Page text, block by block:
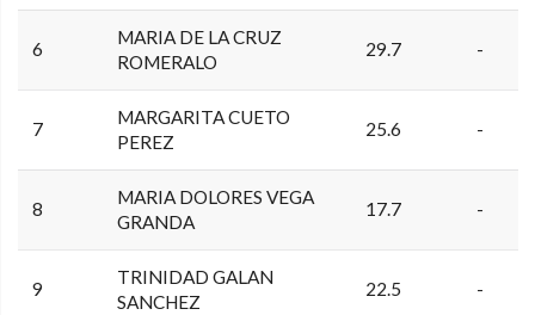
6
MARIA DE LA CRUZ
ROMERALO
29.7 -
7
MARGARITA CUETO
PEREZ
25.6 -
8
MARIA DOLORES VEGA
GRANDA
17.7 -
9
TRINIDAD GALAN
SANCHEZ
22.5 -